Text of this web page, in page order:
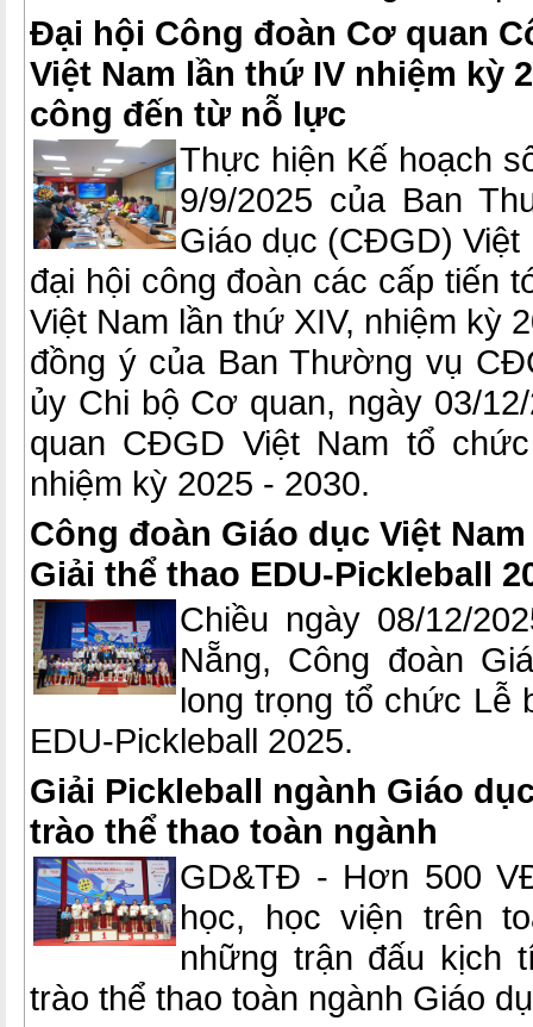
Đại hội Công đoàn Cơ quan
Việt Nam lần thứ IV nhiệm kỳ
công đến từ nỗ lực
Thực hiện Kế hoạch
9/9/2025 của Ban
Giáo dục (CĐGD)
đại hội công đoàn các cấp tiến
Việt Nam lần thứ XIV, nhiệm kỳ
đồng ý của Ban Thường vụ
ủy Chi bộ Cơ quan, ngày 03/
quan CĐGD Việt Nam tổ
nhiệm kỳ 2025 - 2030.
Công đoàn Giáo dục Việt
Giải thể thao EDU-Pickleball
Chiều ngày 08/12/
Nẵng, Công đoàn
long trọng tổ chức Lễ
EDU-Pickleball 2025.
Giải Pickleball ngành Giáo
trào thể thao toàn ngành
GD&TĐ - Hơn 500
học, học viện trên
những trận đấu kịch
trào thể thao toàn ngành Giáo